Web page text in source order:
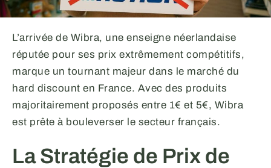
L’arrivée de Wibra, une enseigne néerlandaise
réputée pour ses prix extrêmement compétitifs,
marque un tournant majeur dans le marché du
hard discount en France. Avec des produits
majoritairement proposés entre 1€ et 5€, Wibra
est prête à bouleverser le secteur français.
La Stratégie de Prix de